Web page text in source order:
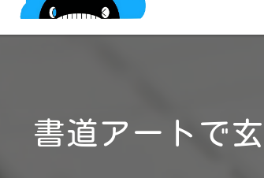
書道アートで